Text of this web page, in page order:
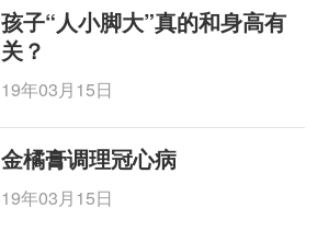
孩子“人小脚大”真的和身高有
关？
19年03月15日
金橘膏调理冠心病
19年03月15日